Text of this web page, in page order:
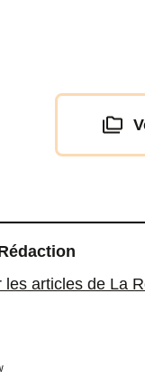
les articles de La